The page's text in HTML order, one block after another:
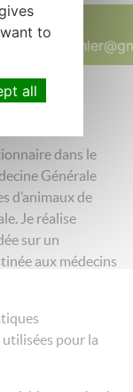
dans le
Générale
d’animaux de
Je réalise
sur un
aux médecins
pour la
to
all